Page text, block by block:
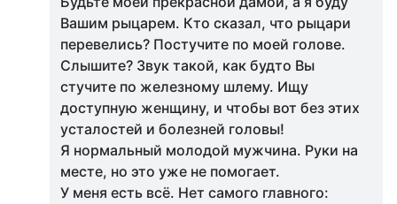
Вашим рыцарем. Кто сказал, что рыцари
перевелись? Постучите по моей голове.
Слышите? Звук такой, как будто Вы
стучите по железному шлему. Ищу
доступную женщину, и чтобы вот без этих
усталостей и болезней головы!
Я нормальный молодой мужчина. Руки на
месте, но это уже не помогает.
У меня есть всё. Нет самого главного: